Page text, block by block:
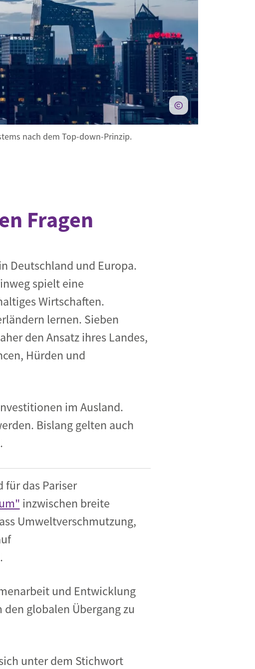
nach dem Top-down-Prinzip.
Fragen
Deutschland und Europa.
spielt eine
Wirtschaften.
lernen. Sieben
den Ansatz ihres Landes,
Hürden und
im Ausland.
Bislang gelten auch
für das Pariser
inzwischen breite
Umweltverschmutzung,
und Entwicklung
globalen Übergang zu
unter dem Stichwort